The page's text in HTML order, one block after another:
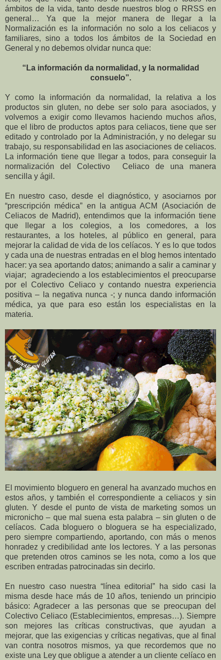
ámbitos de la vida, tanto desde nuestros blog o RRSS en
general… Ya que la mejor manera de llegar a la
Normalización es la información no solo a los celiacos y
familiares, sino a todos los ámbitos de la Sociedad en
General y no debemos olvidar nunca que:
“La información da normalidad, y la normalidad
consuelo”.
Y como la información da normalidad, la relativa a los
productos sin gluten, no debe ser solo para asociados, y
volvemos a exigir como llevamos haciendo muchos años,
que el libro de productos aptos para celiacos, tiene que ser
editado y controlado por la Administración, y no delegar su
trabajo, su responsabilidad en las asociaciones de celiacos.
La información tiene que llegar a todos, para conseguir la
normalización del Colectivo Celiaco de una manera
sencilla y ágil.
En nuestro caso, desde el diagnóstico, y asociarnos por
“prescripción médica” en la antigua ACM (Asociación de
Celiacos de Madrid), entendimos que la información tiene
que llegar a los colegios, a los comedores, a los
restaurantes, a los hoteles, al público en general, para
mejorar la calidad de vida de los celíacos. Y es lo que todos
y cada una de nuestras entradas en el blog hemos intentado
hacer: ya sea aportando datos; animando a salir a caminar y
viajar; agradeciendo a los establecimientos el preocuparse
por el Colectivo Celiaco y contando nuestra experiencia
positiva – la negativa nunca -; y nunca dando información
médica, ya que para eso están los especialistas en la
materia.
El movimiento bloguero en general ha avanzado muchos en
estos años, y también el correspondiente a celiacos y sin
gluten. Y desde el punto de vista de marketing somos un
micronicho – que mal suena esta palabra – sin gluten o de
celíacos. Cada bloguero o bloguera se ha especializado,
pero siempre compartiendo, aportando, con más o menos
honradez y credibilidad ante los lectores. Y a las personas
que pretenden otros caminos se les nota, como a los que
escriben entradas patrocinadas sin decirlo.
En nuestro caso nuestra “línea editorial” ha sido casi la
misma desde hace más de 10 años, teniendo un principio
básico: Agradecer a las personas que se preocupan del
Colectivo Celiaco (Establecimientos, empresas…). Siempre
son mejores las críticas constructivas, que ayudan a
mejorar, que las exigencias y críticas negativas, que al final
van contra nosotros mismos, ya que recordemos que no
existe una Ley que obligue a atender a un cliente celíaco en